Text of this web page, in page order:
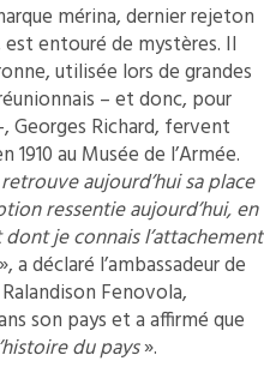
mérina, dernier rejeton
est entouré de mystères. Il
utilisée lors de grandes
– et donc, pour
Georges Richard, fervent
au Musée de l’Armée.
aujourd’hui sa place
ressentie aujourd’hui, en
je connais l’attachement
a déclaré l’ambassadeur de
Fenovola,
son pays et a affirmé que
du pays».